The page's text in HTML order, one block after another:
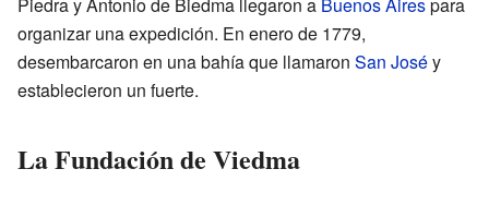
Piedra y Antonio de Biedma llegaron a Buenos Airespara
organizar una expedición. En enero de 1779,
desembarcaron en una bahía que llamaron San Joséy
establecieron un fuerte.
La Fundación de Viedma